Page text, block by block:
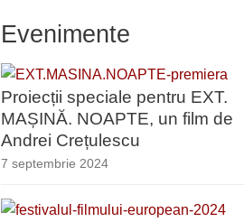
Evenimente
Proiecții speciale pentru EXT.
MAȘINĂ. NOAPTE, un film de
Andrei Crețulescu
7 septembrie 2024